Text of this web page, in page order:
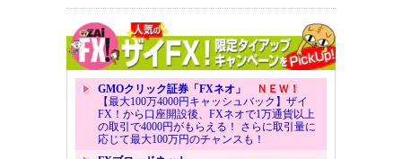
GMOクリック証券「FXネオ」
ＮＥＷ！
【最大100万4000円キャッシュバック】ザイ
FX！から口座開設後、FXネオで1万通貨以上
の取引で4000円がもらえる！ さらに取引量に
応じて最大100万円のチャンスも！